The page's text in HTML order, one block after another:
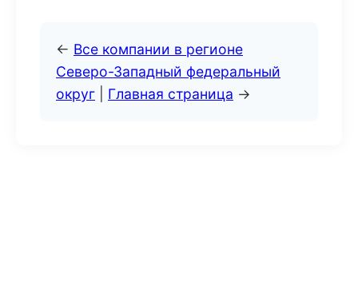
← Все компании в регионе
Северо-Западный федеральный
округ
Главная страница →